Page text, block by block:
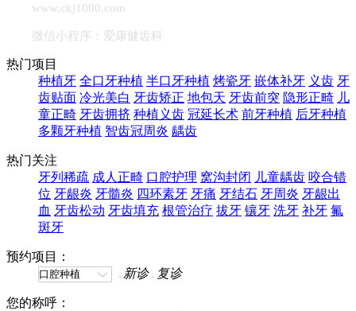
www.ckj1000.com
微信小程序：爱康健齿科
热门项目
种植牙 全口牙种植 半口牙种植 烤瓷牙 嵌体补牙 义齿 牙
齿贴面 冷光美白 牙齿矫正 地包天 牙齿前突 隐形正畸 儿
童正畸 牙齿拥挤 种植义齿 冠延长术 前牙种植 后牙种植
多颗牙种植 智齿冠周炎 龋齿
热门关注
牙列稀疏 成人正畸 口腔护理 窝沟封闭 儿童龋齿 咬合错
位 牙龈炎 牙髓炎 四环素牙 牙痛 牙结石 牙周炎 牙龈出
血 牙齿松动 牙齿填充 根管治疗 拔牙 镶牙 洗牙 补牙 氟
斑牙
预约项目：
新诊
复诊
您的称呼：